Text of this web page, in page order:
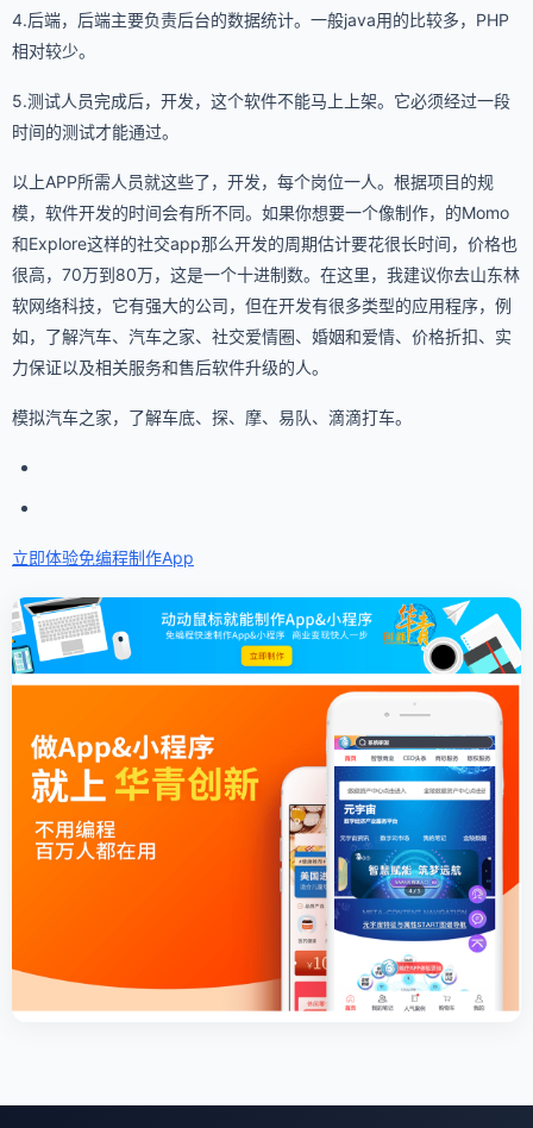
4.后端，后端主要负责后台的数据统计。一般java用的比较多，PHP
相对较少。
5.测试人员完成后，开发，这个软件不能马上上架。它必须经过一段
时间的测试才能通过。
以上APP所需人员就这些了，开发，每个岗位一人。根据项目的规
模，软件开发的时间会有所不同。如果你想要一个像制作，的Momo
和Explore这样的社交app那么开发的周期估计要花很长时间，价格也
很高，70万到80万，这是一个十进制数。在这里，我建议你去山东林
软网络科技，它有强大的公司，但在开发有很多类型的应用程序，例
如，了解汽车、汽车之家、社交爱情圈、婚姻和爱情、价格折扣、实
力保证以及相关服务和售后软件升级的人。
模拟汽车之家，了解车底、探、摩、易队、滴滴打车。
立即体验免编程制作App